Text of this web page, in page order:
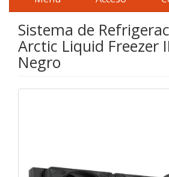
Sistema de
Arctic Liquid Freezer
Negro